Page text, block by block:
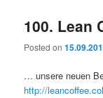
100. Lean
Posted on
… unsere neuen
http://